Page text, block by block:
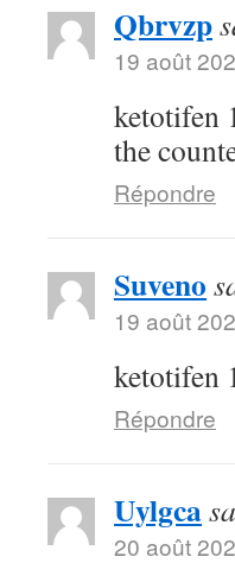
Qbrvzp
19 août
ketotifen
the
Répondre
Suveno
19 août
ketotifen
Répondre
Uylgca
20 août